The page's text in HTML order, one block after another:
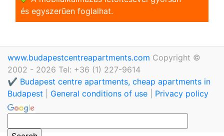
és egyszerũen foglalhat.
www.budapestcentreapartments.com Copyright ©
2002 - 2026 Tel: +36 (1) 227-9614
✔️ Budapest centre apartments, cheap apartments in
Budapest
General conditions of use Privacy policy